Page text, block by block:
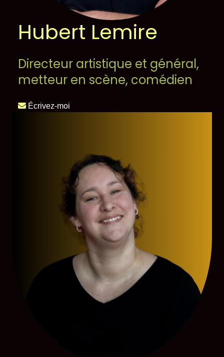
Hubert Lemire
Directeur artistique et général,
metteur en scène, comédien
Écrivez-moi